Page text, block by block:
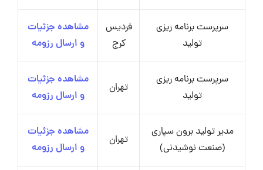
سرپرست برنامه ریزی
تولید
فردیس
کرج
مشاهده جزئیات
و ارسال رزومه
سرپرست برنامه ریزی
تولید
تهران
مشاهده جزئیات
و ارسال رزومه
مدیر تولید برون سپاری
(صنعت نوشیدنی)
تهران
مشاهده جزئیات
و ارسال رزومه